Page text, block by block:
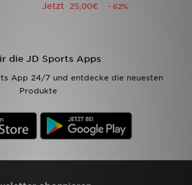
Jetzt 25,00€ - 62%
die JD Sports Apps
App 24/7 und entdecke die neuesten
Produkte